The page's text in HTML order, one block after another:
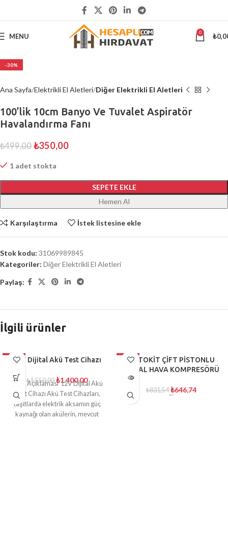
MENU 0 ₺
-30%
Büyütmek için tıklayın
Ana Sayfa Elektrikli El Aletleri Diğer Elektrikli El Aletleri
100’lik 10cm Banyo Ve Tuvalet Aspiratör
Havalandırma Fanı
₺499,00 ₺350,00
1 adet stokta
SEPETE EKLE
Hemen Al
Karşılaştırma İstek listesine ekle
Stok kodu: 31069989845
Kategoriler: Diğer Elektrikli El Aletleri
Paylaş:
İlgili ürünler
-10%
12V Dijital Akü Test Cihazı
₺1.550,00 ₺1.400,00
Ürün Açıklaması 12V Dijital Akü
Test Cihazı Akü Test Cihazları,
taşıtlarda elektrik aksamın güç
kaynağı olan akülerin, mevcut
-22%
TÜKENDI
AUTOKİT ÇİFT PİSTONLU
METAL HAVA KOMPRESÖRÜ
₺831,54 ₺646,74
...
ÜSTÜ ALIŞVERİŞLERİNİZDE KARGO ÜCRETSİZ